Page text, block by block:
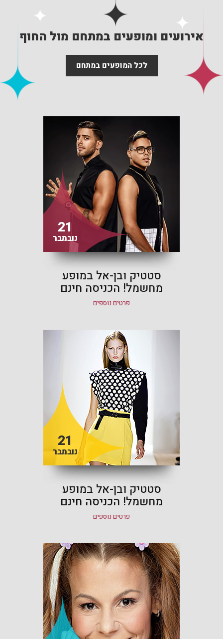
אירועים ומופעים במתחם מול החוף
לכל המופעים במתחם
21
נובמבר
סטטיק ובן-אל במופע
מחשמל! הכניסה חינם
פרטים נוספים
21
נובמבר
סטטיק ובן-אל במופע
מחשמל! הכניסה חינם
פרטים נוספים